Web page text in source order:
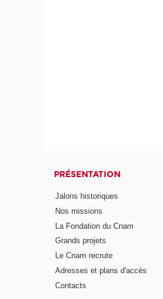
PRÉSENTATION
Jalons historiques
Nos missions
La Fondation du Cnam
Grands projets
Le Cnam recrute
Adresses et plans d'accès
Contacts